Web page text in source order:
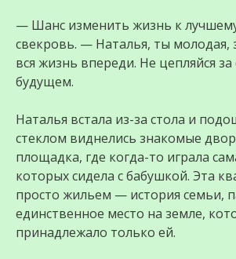
— Шанс изменить жизнь к
свекровь. — Наталья, ты молодая,
вся жизнь впереди. Не цепляйся
будущем.
Наталья встала из-за стола и
стеклом виднелись знакомые
площадка, где когда-то играла
которых сидела с бабушкой. Эта
просто жильем — история семьи,
единственное место на земле,
принадлежало только ей.